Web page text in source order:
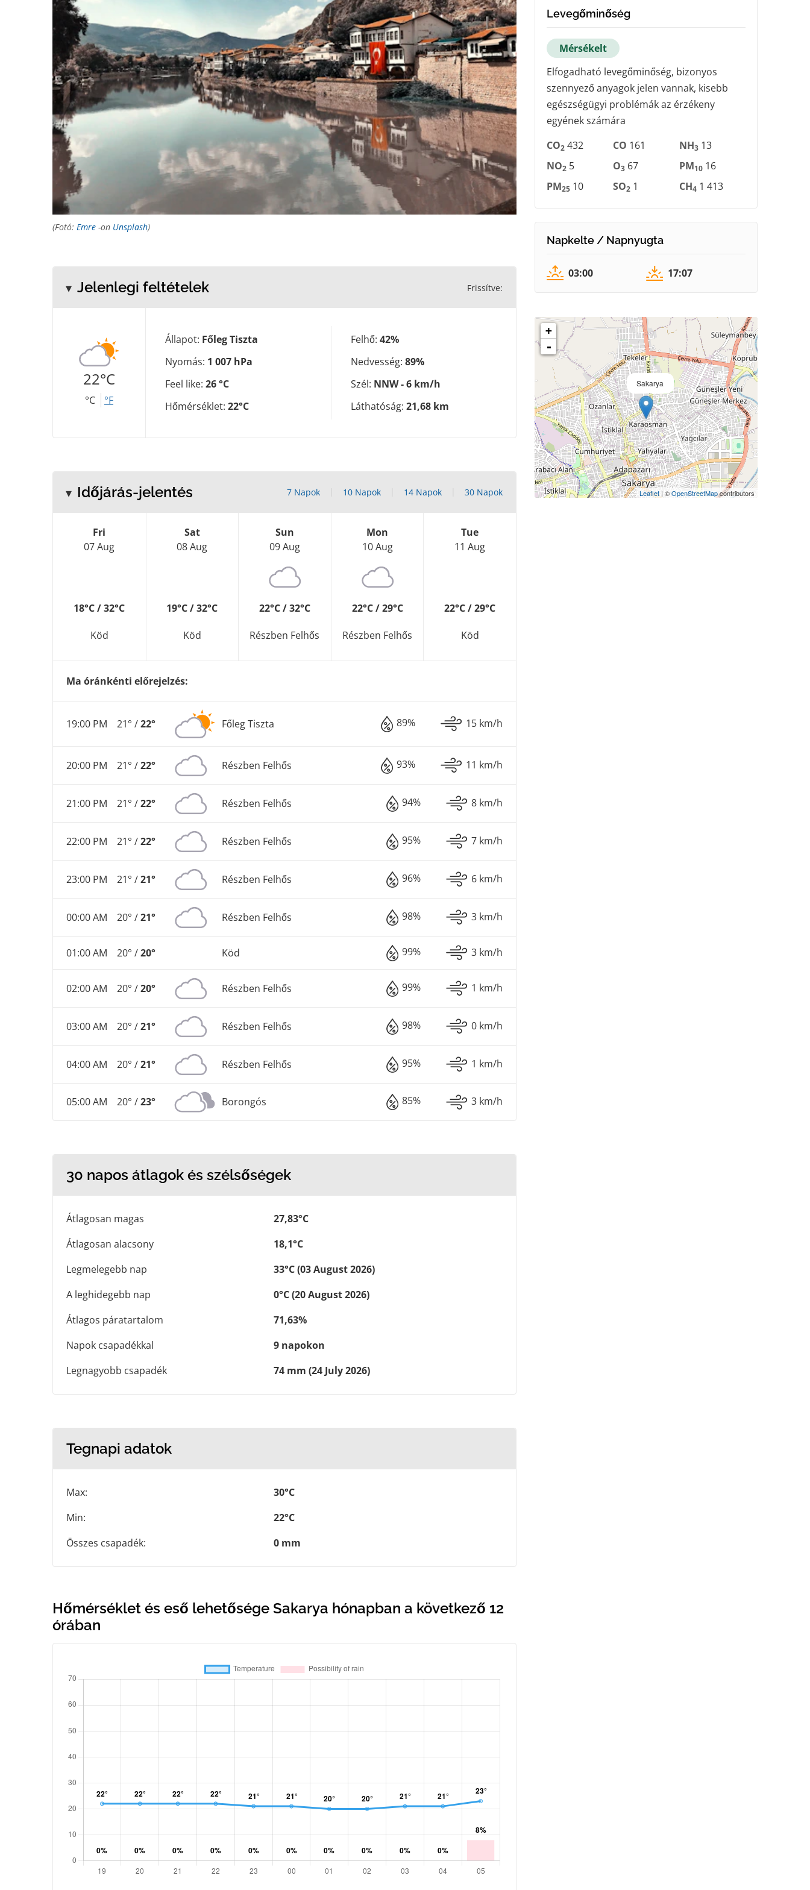
(Fotó: Emre -on Unsplash)
Jelenlegi feltételek Frissítve:
22°C
°C °F
Állapot: Főleg Tiszta
Nyomás: 1 007 hPa
Feel like: 26 °C
Hőmérséklet: 22°C
Felhő: 42%
Nedvesség: 89%
Szél: NNW - 6 km/h
Láthatóság: 21,68 km
Időjárás-jelentés 7 Napok 10 Napok 14 Napok 30 Napok
Fri
07 Aug
18°C / 32°C
Köd
Sat
08 Aug
19°C / 32°C
Köd
Sun
09 Aug
22°C / 32°C
Részben Felhős
Mon
10 Aug
22°C / 29°C
Részben Felhős
Tue
11 Aug
22°C / 29°C
Köd
Ma óránkénti előrejelzés:
19:00 PM 21° /22° Főleg Tiszta 89% 15 km/h
20:00 PM 21° /22° Részben Felhős 93% 11 km/h
21:00 PM 21° /22° Részben Felhős 94% 8 km/h
22:00 PM 21° /22° Részben Felhős 95% 7 km/h
23:00 PM 21° /21° Részben Felhős 96% 6 km/h
00:00 AM 20° /21° Részben Felhős 98% 3 km/h
01:00 AM 20° /20° Köd 99% 3 km/h
02:00 AM 20° /20° Részben Felhős 99% 1 km/h
03:00 AM 20° /21° Részben Felhős 98% 0 km/h
04:00 AM 20° /21° Részben Felhős 95% 1 km/h
05:00 AM 20° /23° Borongós 85% 3 km/h
30 napos átlagok és szélsőségek
Átlagosan magas
27,83°C
Átlagosan alacsony
18,1°C
Legmelegebb nap
33°C (03 August 2026)
A leghidegebb nap
0°C (20 August 2026)
Átlagos páratartalom
71,63%
Napok csapadékkal
9 napokon
Legnagyobb csapadék
74 mm (24 July 2026)
Tegnapi adatok
Max:
30°C
Min:
22°C
Összes csapadék:
0 mm
Hőmérséklet és eső lehetősége Sakarya hónapban a következő 12
órában
Levegőminőség
Mérsékelt
Elfogadható levegőminőség, bizonyos
szennyező anyagok jelen vannak, kisebb
egészségügyi problémák az érzékeny
egyének számára
CO2 432 CO 161 NH3 13
NO2 5 O3 67 PM10 16
PM25 10 SO2 1 CH4 1 413
Napkelte / Napnyugta
03:00 17:07
Sakarya
+
-
Leaflet | ©OpenStreetMapcontributors